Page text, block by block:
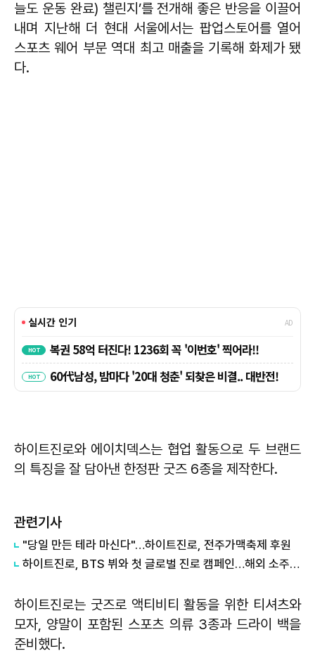
늘도 운동 완료) 챌린지’를 전개해 좋은 반응을 이끌어
내며 지난해 더 현대 서울에서는 팝업스토어를 열어
스포츠 웨어 부문 역대 최고 매출을 기록해 화제가 됐
다.
하이트진로와 에이치덱스는 협업 활동으로 두 브랜드
의 특징을 잘 담아낸 한정판 굿즈 6종을 제작한다.
관련기사
"당일 만든 테라 마신다"…하이트진로, 전주가맥축제 후원
하이트진로, BTS 뷔와 첫 글로벌 진로 캠페인…해외 소주 시장 공략
하이트진로는 굿즈로 액티비티 활동을 위한 티셔츠와
모자, 양말이 포함된 스포츠 의류 3종과 드라이 백을
준비했다.